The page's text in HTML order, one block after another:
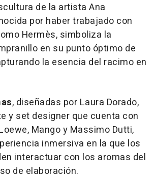
de la artista Ana
por haber trabajado con
Hermès, simboliza la
en su punto óptimo de
la esencia del racimo en
, diseñadas por Laura Dorado,
y set designer que cuenta con
Mango y Massimo Dutti,
inmersiva en la que los
interactuar con los aromas del
de elaboración.